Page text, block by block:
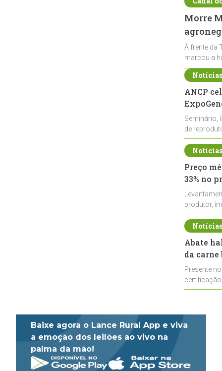
Morre
À frente da
marcou a
ANCP
Seminário,
de
durante a
Preço
33% no
produtor,
de leite cru
Abate
da
Presente
Baixe agora o Lance Rural App e viva
a emoção dos leilões ao vivo na
palma da mão!